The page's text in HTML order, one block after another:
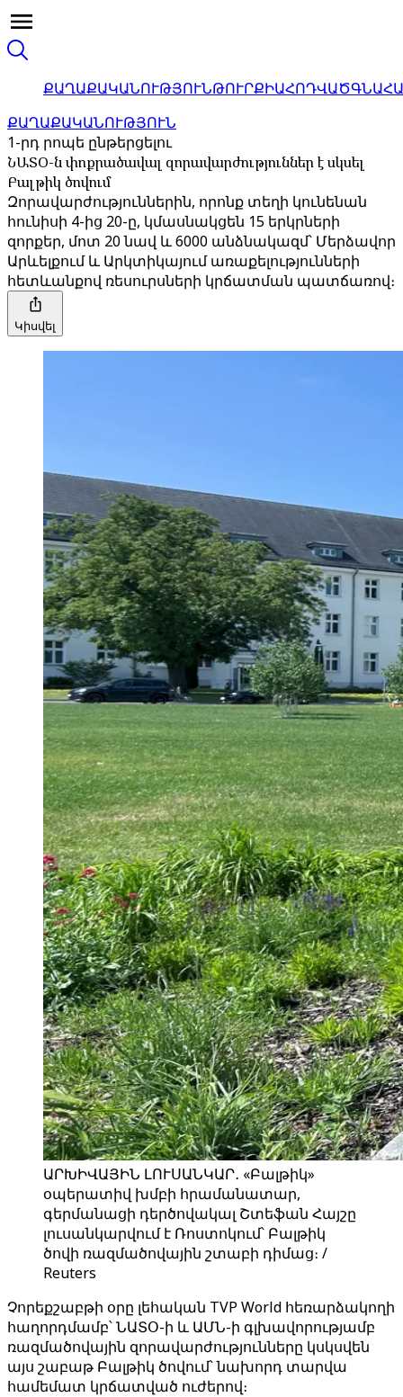
ՔԱՂԱՔԱԿԱՆՈՒԹՅՈՒՆԹՈՒՐՔԻԱՀՈԴՎԱԾ
ՔԱՂԱՔԱԿԱՆՈՒԹՅՈՒՆ
1-րդ րոպե ընթերցելու
ՆԱՏՕ-ն փոքրածավալ զորավարժություններ է սկսել
Բալթիկ ծովում
Զորավարժություններին, որոնք տեղի կունենան
հունիսի 4-ից 20-ը, կմասնակցեն 15 երկրների
զորքեր, մոտ 20 նավ և 6000 անձնակազմ՝ Մերձավոր
Արևելքում և Արկտիկայում առաքելությունների
հետևանքով ռեսուրսների կրճատման պատճառով։
Կիսվել
ԱՐԽԻՎԱՅԻՆ ԼՈՒՍԱՆԿԱՐ․ «Բալթիկ»
օպերատիվ խմբի հրամանատար,
գերմանացի դերծովակալ Շտեֆան Հայշը
լուսանկարվում է Ռոստոկում՝ Բալթիկ
ծովի ռազմածովային շտաբի դիմաց։ /
Reuters
Չորեքշաբթի օրը լեհական TVP World հեռարձակողի
հաղորդմամբ՝ ՆԱՏՕ-ի և ԱՄՆ-ի գլխավորությամբ
ռազմածովային զորավարժությունները կսկսվեն
այս շաբաթ Բալթիկ ծովում՝ նախորդ տարվա
համեմատ կրճատված ուժերով։